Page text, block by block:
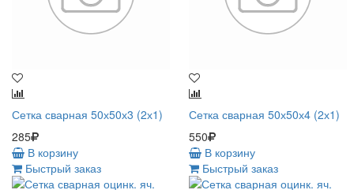
Сетка сварная 50х50х3 (2х1)
285
В корзину
Быстрый заказ
Сетка сварная 50х50х4 (2х1)
550
В корзину
Быстрый заказ